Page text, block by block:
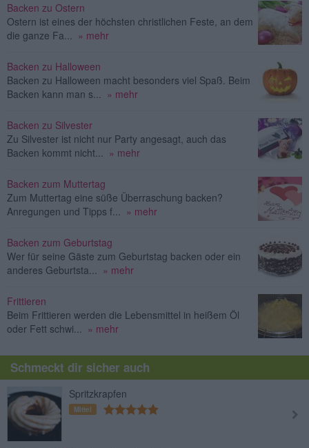
Backen zu Ostern
Ostern ist eines der höchsten christlichen Feste, an dem
die ganze Fa... » mehr
Backen zu Halloween
Backen zu Halloween macht besonders viel Spaß. Beim
Backen kann man s... » mehr
Backen zu Silvester
Zu Silvester ist nicht nur Party angesagt, auch das
Backen kommt nicht... » mehr
Backen zum Muttertag
Zum Muttertag eine süße Überraschung backen?
Anregungen und Tipps f... » mehr
Backen zum Geburtstag
Wer für seine Gäste zum Geburtstag backen oder ein
anderes Geburtsta... » mehr
Frittieren
Beim Frittieren werden die Lebensmittel in heißem Öl
oder Fett schwi... » mehr
Schmeckt dir sicher auch
Spritzkrapfen
Mittel